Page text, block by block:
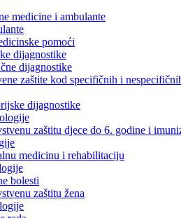
medicine i ambulante
pomoći
dijagnostike
dijagnostike
zaštite kod specifičnih i
dijagnostike
zaštitu djece do 6. godine i
medicinu i rehabilitaciju
bolesti
zaštitu žena